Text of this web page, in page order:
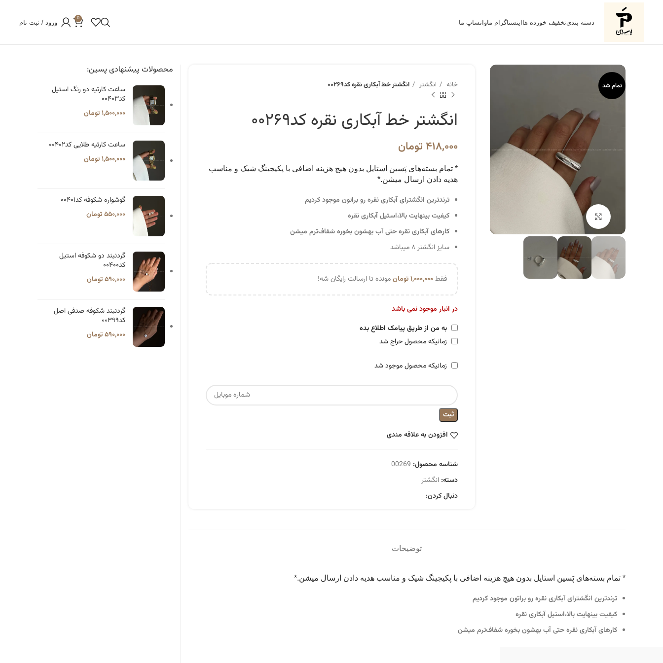
دسته بندیتخفیف خورده هااینستاگرام ماواتساپ ما
0
ورود / ثبت نام
تمام شد
برای بزرگنمایی کلیک کنید
خانه انگشتر انگشتر خط آبکاری نقره کد۰۰۲۶۹
انگشتر خط آبکاری نقره کد۰۰۲۶۹
۴۱۸,۰۰۰ تومان
* تمام بسته‌های پَسین استایل بدون هیچ هزینه اضافی با پکیجینگ شیک و مناسب
هدیه دادن ارسال میشن.*
ترندترین انگشترای آبکاری نقره رو براتون موجود کردیم
کیفیت بینهایت بالا،استیل آبکاری نقره
کارهای آبکاری نقره حتی آب بهشون بخوره شفاف‌ترم میشن
سایز انگشتر ۸ میباشد
فقط۱,۰۰۰,۰۰۰ تومانمونده تا ارسالت رایگان شه!
در انبار موجود نمی باشد
به من از طریق پیامک اطلاع بده
زمانیکه محصول حراج شد
زمانیکه محصول موجود شد
ثبت
افزودن به علاقه مندی
شناسه محصول: 00269
دسته: انگشتر
دنبال کردن:
توضیحات
* تمام بسته‌های پَسین استایل بدون هیچ هزینه اضافی با پکیجینگ شیک و مناسب هدیه دادن ارسال میشن.*
ترندترین انگشترای آبکاری نقره رو براتون موجود کردیم
کیفیت بینهایت بالا،استیل آبکاری نقره
کارهای آبکاری نقره حتی آب بهشون بخوره شفاف‌ترم میشن
محصولات پیشنهادی پسین:
ساعت کارتیه دو رنگ استیل
کد۰۰۴۰۳
۱,۵۰۰,۰۰۰ تومان
ساعت کارتیه طلایی کد۰۰۴۰۲
۱,۵۰۰,۰۰۰ تومان
گوشواره شکوفه کد۰۰۴۰۱
۵۵۰,۰۰۰ تومان
گردنبند دو شکوفه استیل
کد۰۰۴۰۰
۵۹۰,۰۰۰ تومان
گردنبند شکوفه صدفی اصل
کد۰۰۳۹۹
۵۹۰,۰۰۰ تومان